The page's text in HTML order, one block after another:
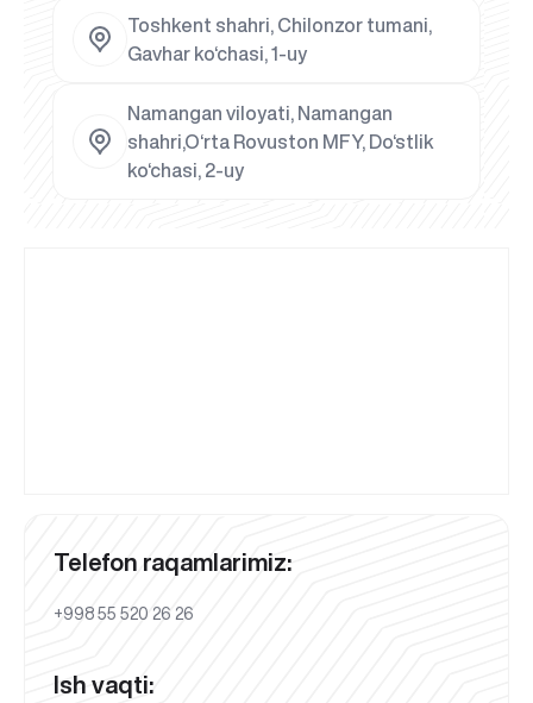
Toshkent shahri, Chilonzor tumani,
Gavhar ko‘chasi, 1-uy
Namangan viloyati, Namangan
shahri,O‘rta Rovuston MFY, Do‘stlik
ko‘chasi, 2-uy
Telefon raqamlarimiz:
+998 55 520 26 26
Ish vaqti: